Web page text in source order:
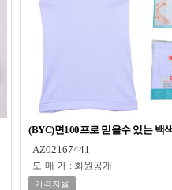
(BYC)면100프로 믿을수 있는 백
AZ02167441
도매가 : 회원공개
가격자율